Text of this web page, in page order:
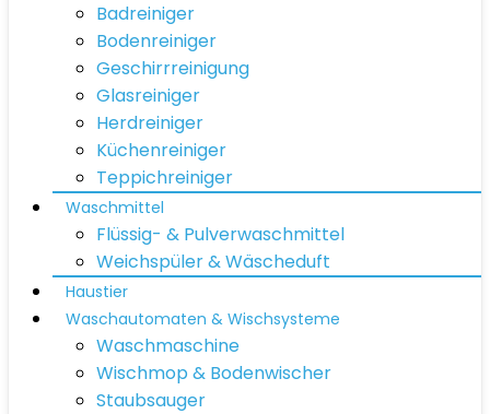
Badreiniger
Bodenreiniger
Geschirrreinigung
Glasreiniger
Herdreiniger
Küchenreiniger
Teppichreiniger
Waschmittel
Flüssig- & Pulverwaschmittel
Weichspüler & Wäscheduft
Haustier
Waschautomaten & Wischsysteme
Waschmaschine
Wischmop & Bodenwischer
Staubsauger